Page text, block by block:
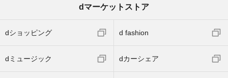
dマーケットストア
dショッピング d fashion
dミュージック dカーシェア